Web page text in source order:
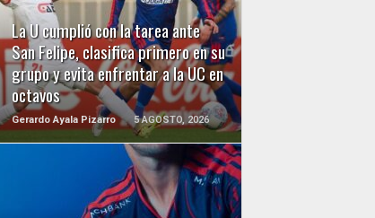
La U cumplió con la tarea ante
San Felipe, clasifica primero en su
grupo y evita enfrentar a la UC en
octavos
Gerardo Ayala Pizarro 5 AGOSTO, 2026
LEER MÁS